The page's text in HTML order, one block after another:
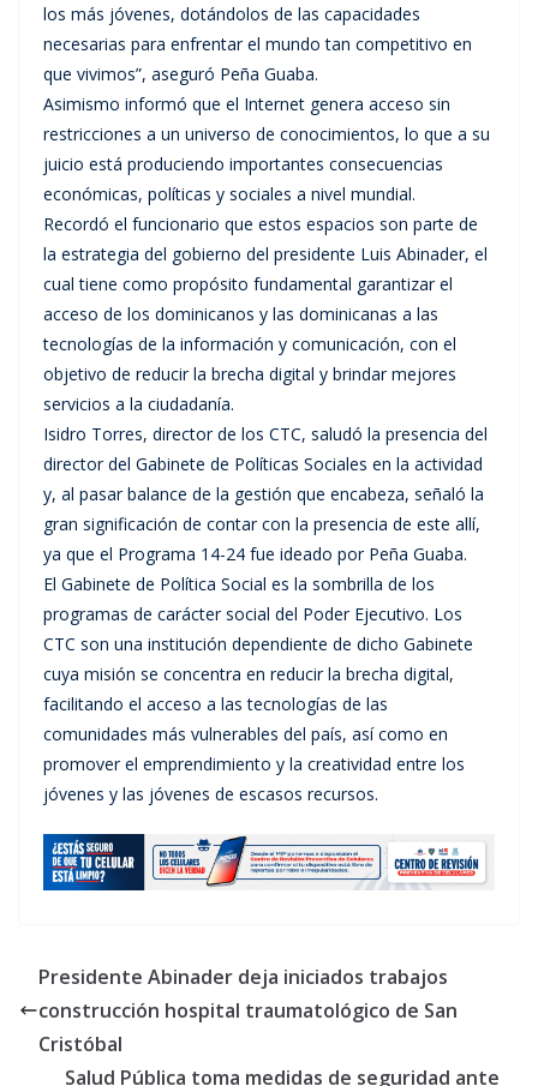
los más jóvenes, dotándolos de las capacidades
necesarias para enfrentar el mundo tan competitivo en
que vivimos”, aseguró Peña Guaba.
Asimismo informó que el Internet genera acceso sin
restricciones a un universo de conocimientos, lo que a su
juicio está produciendo importantes consecuencias
económicas, políticas y sociales a nivel mundial.
Recordó el funcionario que estos espacios son parte de
la estrategia del gobierno del presidente Luis Abinader, el
cual tiene como propósito fundamental garantizar el
acceso de los dominicanos y las dominicanas a las
tecnologías de la información y comunicación, con el
objetivo de reducir la brecha digital y brindar mejores
servicios a la ciudadanía.
Isidro Torres, director de los CTC, saludó la presencia del
director del Gabinete de Políticas Sociales en la actividad
y, al pasar balance de la gestión que encabeza, señaló la
gran significación de contar con la presencia de este allí,
ya que el Programa 14-24 fue ideado por Peña Guaba.
El Gabinete de Política Social es la sombrilla de los
programas de carácter social del Poder Ejecutivo. Los
CTC son una institución dependiente de dicho Gabinete
cuya misión se concentra en reducir la brecha digital,
facilitando el acceso a las tecnologías de las
comunidades más vulnerables del país, así como en
promover el emprendimiento y la creatividad entre los
jóvenes y las jóvenes de escasos recursos.
Presidente Abinader deja iniciados trabajos
construcción hospital traumatológico de San
Cristóbal
Salud Pública toma medidas de seguridad ante